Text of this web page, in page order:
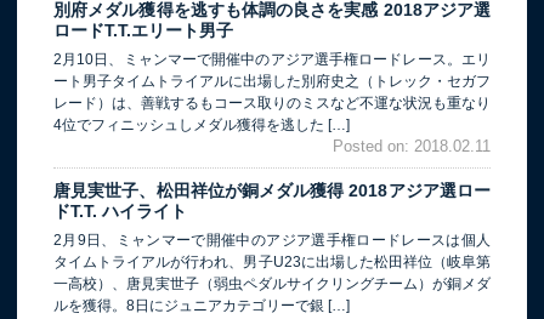
別府メダル獲得を逃すも体調の良さを実感 2018アジア選
ロードT.T.エリート男子
2月10日、ミャンマーで開催中のアジア選手権ロードレース。エリ
ート男子タイムトライアルに出場した別府史之（トレック・セガフ
レード）は、善戦するもコース取りのミスなど不運な状況も重なり
4位でフィニッシュしメダル獲得を逃した […]
Posted on: 2018.02.11
唐見実世子、松田祥位が銅メダル獲得 2018アジア選ロー
ドT.T. ハイライト
2月9日、ミャンマーで開催中のアジア選手権ロードレースは個人
タイムトライアルが行われ、男子U23に出場した松田祥位（岐阜第
一高校）、唐見実世子（弱虫ペダルサイクリングチーム）が銅メダ
ルを獲得。8日にジュニアカテゴリーで銀 […]